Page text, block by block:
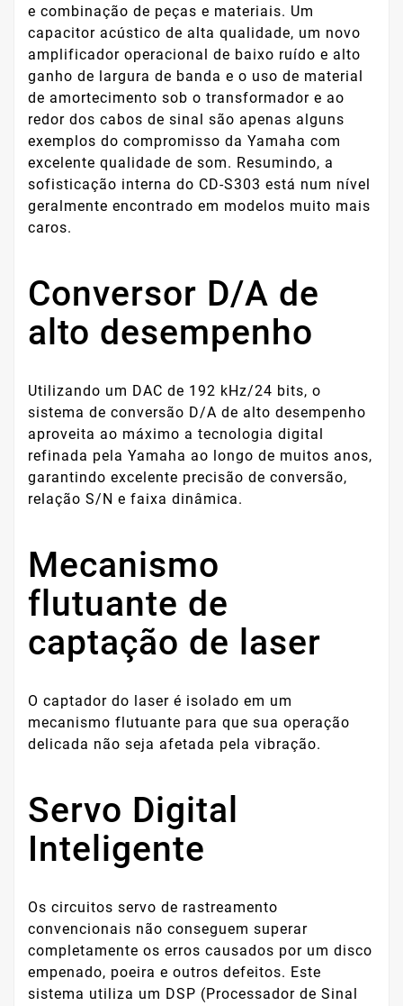
e combinação de peças e materiais. Um
capacitor acústico de alta qualidade, um novo
amplificador operacional de baixo ruído e alto
ganho de largura de banda e o uso de material
de amortecimento sob o transformador e ao
redor dos cabos de sinal são apenas alguns
exemplos do compromisso da Yamaha com
excelente qualidade de som. Resumindo, a
sofisticação interna do CD-S303 está num nível
geralmente encontrado em modelos muito mais
caros.
Conversor D/A de
alto desempenho
Utilizando um DAC de 192 kHz/24 bits, o
sistema de conversão D/A de alto desempenho
aproveita ao máximo a tecnologia digital
refinada pela Yamaha ao longo de muitos anos,
garantindo excelente precisão de conversão,
relação S/N e faixa dinâmica.
Mecanismo
flutuante de
captação de laser
O captador do laser é isolado em um
mecanismo flutuante para que sua operação
delicada não seja afetada pela vibração.
Servo Digital
Inteligente
Os circuitos servo de rastreamento
convencionais não conseguem superar
completamente os erros causados ​​por um disco
empenado, poeira e outros defeitos. Este
sistema utiliza um DSP (Processador de Sinal